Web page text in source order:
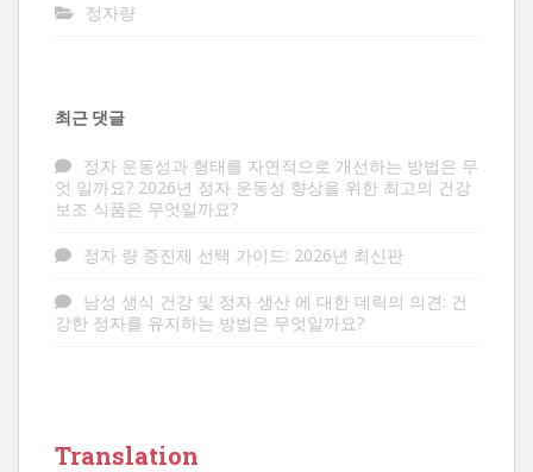
정자량
최근 댓글
정자 운동성과 형태를 자연적으로 개선하는 방법은 무
엇 일까요? 2026년 정자 운동성 향상을 위한 최고의 건강
보조 식품은 무엇일까요?
정자 량 증진제 선택 가이드: 2026년 최신판
남성 생식 건강 및 정자 생산 에 대한 데릭의 의견: 건
강한 정자를 유지하는 방법은 무엇일까요?
Translation